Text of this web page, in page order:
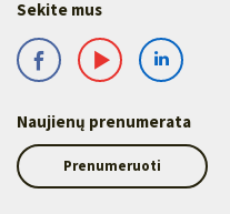
Sekite mus
Naujienų prenumerata
Prenumeruoti